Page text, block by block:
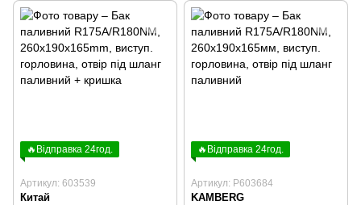
🔥Відправка 24год.
Артикул: 603539
Китай
🔥Відправка 24год.
Артикул: P603684
KAMBERG